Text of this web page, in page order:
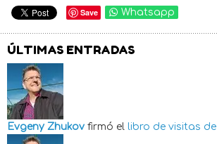
Save Whatsapp
ÚLTIMAS ENTRADAS
Evgeny Zhukov firmó el libro de visitas de